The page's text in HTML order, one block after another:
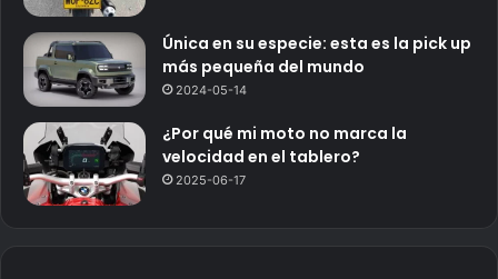
Única en su especie: esta es la pick up
más pequeña del mundo
2024-05-14
¿Por qué mi moto no marca la
velocidad en el tablero?
2025-06-17